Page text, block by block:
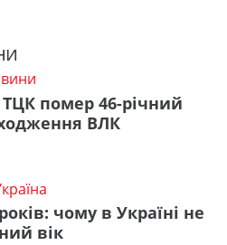
помер 46-річний
ВЛК
чому в Україні не
вік